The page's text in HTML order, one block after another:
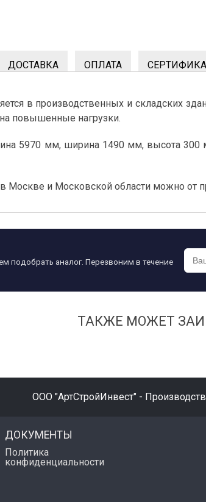
ДОСТАВКА ОПЛАТА
в производственных и складских
на повышенные нагрузки.
5970 мм, ширина 1490 мм, высота
Москве и Московской области можно от
подобрать аналог. Перезвоним в течение
ТАКЖЕ МОЖЕТ
ООО "АртСтройИнвест" -
ДОКУМЕНТЫ
Политика
конфиденциальности